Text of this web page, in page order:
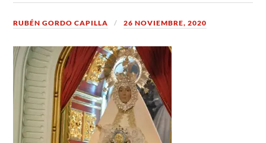
RUBÉN GORDO CAPILLA 26 NOVIEMBRE, 2020